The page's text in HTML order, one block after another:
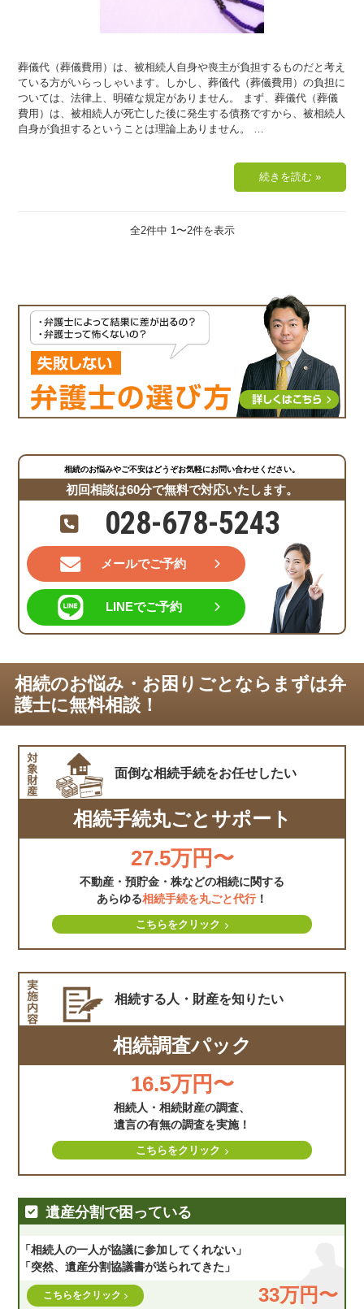
葬儀代（葬儀費用）は、被相続人自身や喪主が負担するものだと考え
ている方がいらっしゃいます。しかし、葬儀代（葬儀費用）の負担に
ついては、法律上、明確な規定がありません。 まず、葬儀代（葬儀
費用）は、被相続人が死亡した後に発生する債務ですから、被相続人
自身が負担するということは理論上ありません。 …
全2件中 1〜2件を表示
相続のお悩みやご不安はどうぞお気軽にお問い合わせください。
初回相談は60分で無料で対応いたします。
028-678-5243
メールでご予約
LINEでご予約
相続のお悩み・お困りごとならまずは弁
護士に無料相談！
面倒な相続手続をお任せしたい
相続手続丸ごとサポート
27.5万円〜
不動産・預貯金・株などの相続に関する
あらゆる相続手続を丸ごと代行！
こちらをクリック
相続する人・財産を知りたい
相続調査パック
16.5万円〜
相続人・相続財産の調査、
遺言の有無の調査を実施！
こちらをクリック
遺産分割で困っている
「相続人の一人が協議に参加してくれない」
「突然、遺産分割協議書が送られてきた」
33万円〜
こちらをクリック